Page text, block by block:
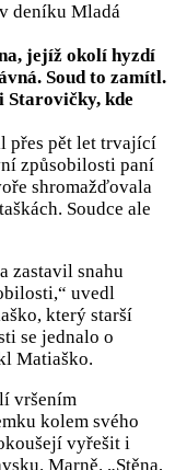
deníku Mladá
jejíž okolí hyzdí
Soud to zamítl.
Starovičky, kde
přes pět let trvající
způsobilosti paní
shromažďovala
Soudce ale
zastavil snahu
uvedl
který starší
se jednalo o
Matiaško.
vršením
kolem svého
vyřešit i
Marně. „Stěna,